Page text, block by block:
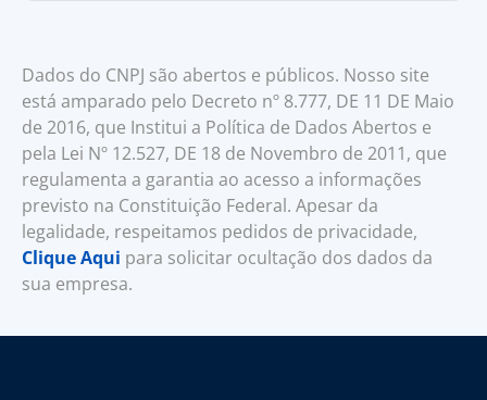
Dados do CNPJ são abertos e públicos. Nosso site
está amparado pelo Decreto nº 8.777, DE 11 DE Maio
de 2016, que Institui a Política de Dados Abertos e
pela Lei Nº 12.527, DE 18 de Novembro de 2011, que
regulamenta a garantia ao acesso a informações
previsto na Constituição Federal. Apesar da
legalidade, respeitamos pedidos de privacidade,
Clique Aqui para solicitar ocultação dos dados da
sua empresa.